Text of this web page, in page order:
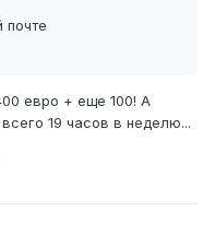
почте
евро + еще 100! А
19 часов в неделю...